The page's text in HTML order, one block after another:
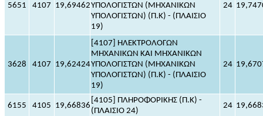
5651 4107 19,69462ΥΠΟΛΟΓΙΣΤΩΝ (ΜΗΧΑΝΙΚΩΝ
ΥΠΟΛΟΓΙΣΤΩΝ) (Π.Κ) - (ΠΛΑΙΣΙΟ
19)
24
3628 4107 19,62424
[4107] ΗΛΕΚΤΡΟΛΟΓΩΝ
ΜΗΧΑΝΙΚΩΝ ΚΑΙ ΜΗΧΑΝΙΚΩΝ
ΥΠΟΛΟΓΙΣΤΩΝ (ΜΗΧΑΝΙΚΩΝ
ΥΠΟΛΟΓΙΣΤΩΝ) (Π.Κ) - (ΠΛΑΙΣΙΟ
19)
24
6155 4105 19,66836
[4105] ΠΛΗΡΟΦΟΡΙΚΗΣ (Π.Κ) -
(ΠΛΑΙΣΙΟ 24)
24